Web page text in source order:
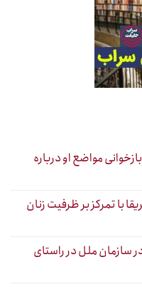
مواضع او درباره
با تمرکز بر ظرفیت زنان
سازمان ملل در راستای